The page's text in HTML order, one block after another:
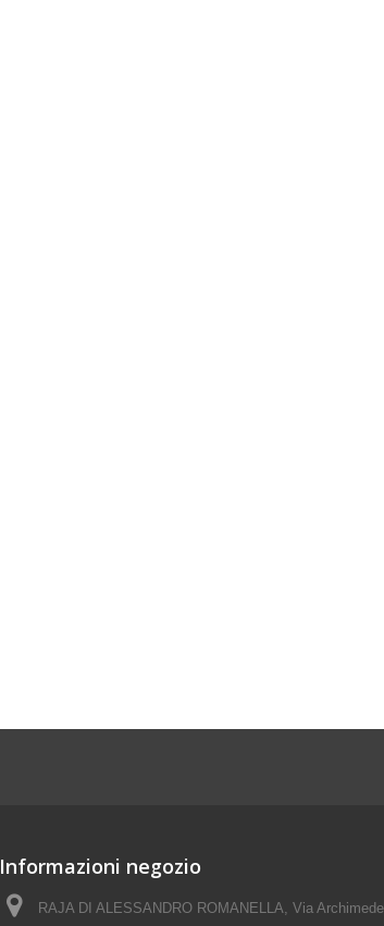
Informazioni negozio
RAJA DI ALESSANDRO ROMANELLA, Via Archimede